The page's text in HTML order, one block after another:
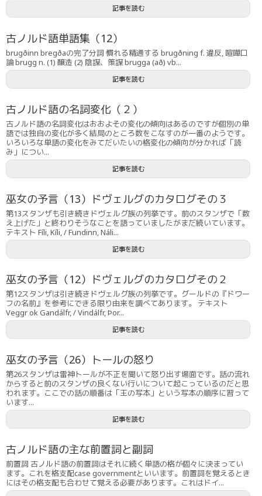
記事を読む
古ノルド語単語集（12）
brugðinn bregðaの完了分詞 慣れる精通する brugðning f. 違反, 喧嘩口
論 brugg n. (1) 醸造 (2) 陰謀、策謀 brugga (að) vb...
記事を読む
古ノルド語の名詞変化（２）
古ノルド語の名詞変化はおおよその変化の傾向はあるのですが個別の単
語では独自の変化が多く結局のところ数をこなすのが一番のようです。
いろいろな単語の変化をみてだいたいの格変化の傾向が分かれば「読
み」につい...
記事を読む
巫女の予言（13）ドヴェルグのカタログその３
第13スタンザも引き続きドヴェルグ族の列挙です。前のスタンザで「数
え上げた」と終わりそうなことを語っていましたがまだ続いています。
テキスト Fíli, Kíli, / Fundinn, Náli...
記事を読む
巫女の予言（12）ドヴェルグのカタログその２
第12スタンザは引き続きドヴェルグ族の列挙です。グールドの『ドワー
フの名前』を参考にできる限り由来を調べてあります。 テキスト
Veggr ok Gandálfr, / Vindálfr, Þor...
記事を読む
巫女の予言（26）トールの怒り
第26スタンザは雷神トールが不正を聞いて怒り出す場面です。話の流れ
からすると前のスタンザの良くない行いについて起こっているのだと思
われます。ここでの話の順番は「王の写本」という写本の順序に習って
います...
記事を読む
古ノルド語の主な前置詞と副詞
前置詞 古ノルド語の前置詞はそれに続く単語の格が個々に決まってい
ます。これを格支配case governmentといいます。前置詞を覚えるとき
にはその格支配も合わせて覚える必要があります。これはドイ...